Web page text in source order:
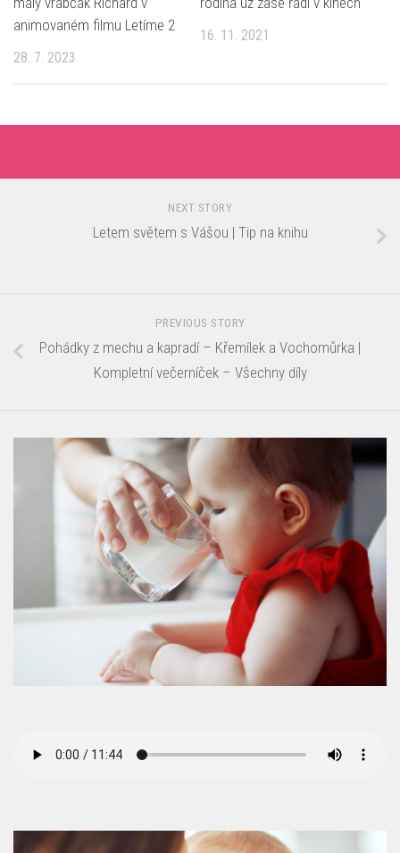
animovaném filmu Letíme 2
28. 7. 2023
16. 11. 2021
NEXT STORY
Letem světem s Vášou | Tip na knihu
PREVIOUS STORY
Pohádky z mechu a kapradí – Křemílek a Vochomůrka |
Kompletní večerníček – Všechny díly